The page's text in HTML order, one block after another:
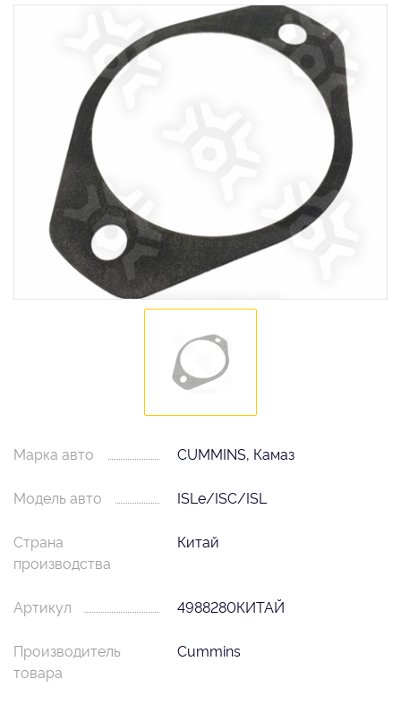
Марка авто CUMMINS, Камаз
Модель авто ISLe/ISC/ISL
Страна
производства
Китай
Артикул 4988280КИТАЙ
Производитель
товара
Cummins